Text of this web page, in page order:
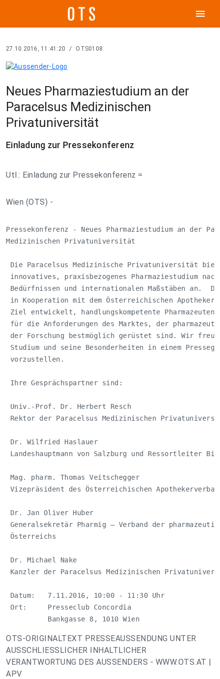
menu
27.10.2016, 11:41:20 / OTS0108
Neues Pharmaziestudium an der
Paracelsus Medizinischen
Privatuniversität
Einladung zur Pressekonferenz
Utl.: Einladung zur Pressekonferenz =
Wien (OTS) -
Pressekonferenz - Neues Pharmaziestudium an der
Medizinischen Privatuniversität
Die Paracelsus Medizinische Privatuniversität
innovatives, praxisbezogenes Pharmaziestudium
Bedürfnissen und internationalen Maßstäben an.
in Kooperation mit dem Österreichischen
Ziel entwickelt, handlungskompetente
für die Anforderungen des Marktes, der
der Forschung bestmöglich gerüstet sind. Wir
Studium und seine Besonderheiten in einem
vorzustellen.
Ihre Gesprächspartner sind:
Univ.-Prof. Dr. Herbert Resch
Rektor der Paracelsus Medizinischen
Dr. Wilfried Haslauer
Landeshauptmann von Salzburg und Ressortleiter
Mag. pharm. Thomas Veitschegger
Vizepräsident des Österreichischen
Dr. Jan Oliver Huber
Generalsekretär Pharmig – Verband der
Österreichs
Dr. Michael Nake
Kanzler der Paracelsus Medizinischen
Datum:   7.11.2016, 10:00 - 11:30 Uhr
Ort:     Presseclub Concordia
          Bankgasse 8, 1010 Wien
OTS-ORIGINALTEXT PRESSEAUSSENDUNG UNTER
AUSSCHLIESSLICHER INHALTLICHER
VERANTWORTUNG DES AUSSENDERS - WWW.OTS.AT |
APV